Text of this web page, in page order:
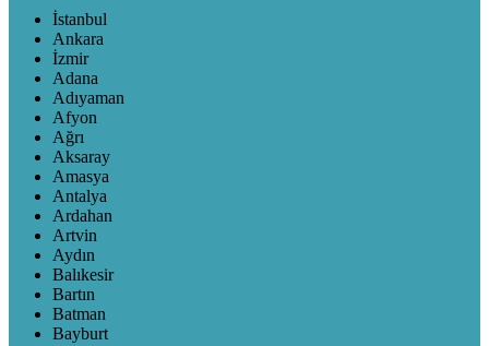
İstanbul
Ankara
İzmir
Adana
Adıyaman
Afyon
Ağrı
Aksaray
Amasya
Antalya
Ardahan
Artvin
Aydın
Balıkesir
Bartın
Batman
Bayburt